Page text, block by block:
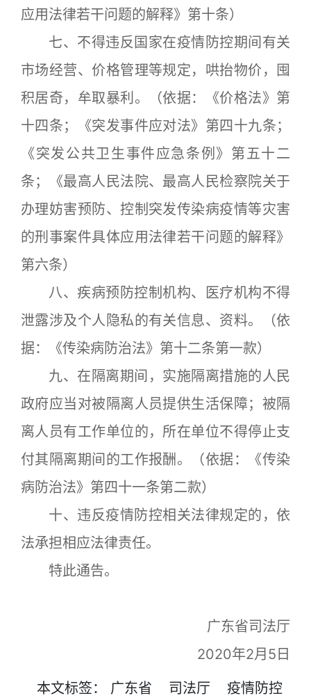
应用法律若干问题的解释》第十条）
七、不得违反国家在疫情防控期间有关
市场经营、价格管理等规定，哄抬物价，囤
积居奇，牟取暴利。（依据：《价格法》第
十四条；《突发事件应对法》第四十九条；
《突发公共卫生事件应急条例》第五十二
条；《最高人民法院、最高人民检察院关于
办理妨害预防、控制突发传染病疫情等灾害
的刑事案件具体应用法律若干问题的解释》
第六条）
八、疾病预防控制机构、医疗机构不得
泄露涉及个人隐私的有关信息、资料。（依
据：《传染病防治法》第十二条第一款）
九、在隔离期间，实施隔离措施的人民
政府应当对被隔离人员提供生活保障；被隔
离人员有工作单位的，所在单位不得停止支
付其隔离期间的工作报酬。（依据：《传染
病防治法》第四十一条第二款）
十、违反疫情防控相关法律规定的，依
法承担相应法律责任。
特此通告。
广东省司法厅
2020年2月5日
本文标签： 广东省 司法厅 疫情防控